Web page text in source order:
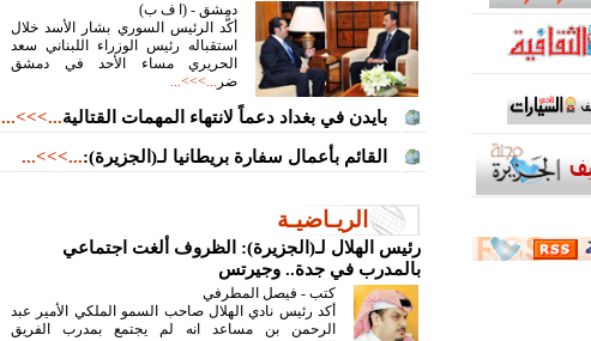
دمشق - (ا ف ب)
أكَّد الرئيس السوري بشار الأسد خلال
استقباله رئيس الوزراء اللبناني سعد
الحريري مساء الأحد في دمشق
ضر ...>>>...
بايدن في بغداد دعماً لانتهاء المهمات القتالية...>>>...
القائم بأعمال سفارة بريطانيا لـ(الجزيرة):...>>>...
الريـاضيـة
رئيس الهلال لـ(الجزيرة): الظروف ألغت اجتماعي
بالمدرب في جدة.. وجيرتس
كتب - فيصل المطرفي
أكد رئيس نادي الهلال صاحب السمو الملكي الأمير عبد
الرحمن بن مساعد انه لم يجتمع بمدرب الفريق